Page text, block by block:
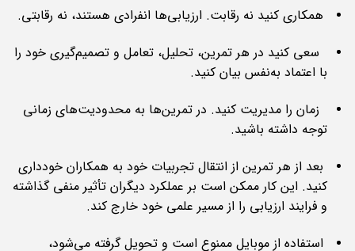
همکاری کنید نه رقابت. ارزیابی‌ها انفرادی هستند، نه رقابتی.
سعی کنید در هر تمرین، تحلیل، تعامل و تصمیم‌گیری خود را
با اعتماد به‌نفس بیان کنید.
زمان را مدیریت کنید. در تمرین‌ها به محدودیت‌های زمانی
توجه داشته باشید.
بعد از هر تمرین از انتقال تجربیات خود به همکاران خودداری
کنید. این کار ممکن است بر عملکرد دیگران تأثیر منفی گذاشته
و فرایند ارزیابی را از مسیر علمی خود خارج کند.
استفاده از موبایل ممنوع است و تحویل گرفته می‌شود،